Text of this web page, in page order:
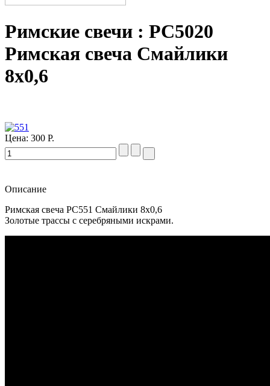
Римские свечи : РС5020
Римская свеча Смайлики
8х0,6
Цена: 300 Р.
Описание
Римская свеча PC551 Смайлики 8х0,6
Золотые трассы с серебряными искрами.